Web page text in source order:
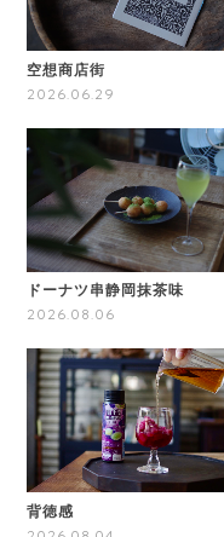
空想商店街
2026.06.29
ドーナツ串静岡抹茶味
2026.08.06
背徳感